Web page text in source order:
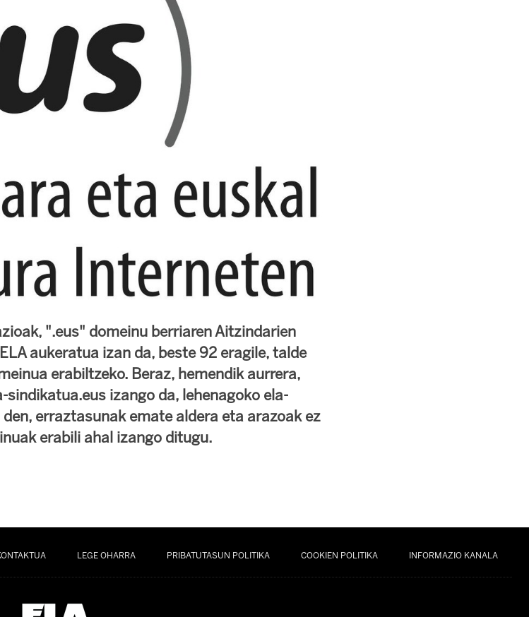
".eus" domeinu berriaren Aitzindarien
aukeratua izan da, beste 92 eragile, talde
erabiltzeko. Beraz, hemendik aurrera,
izango da, lehenagoko ela-
erraztasunak emate aldera eta arazoak ez
erabili ahal izango ditugu.
LEGE OHARRA PRIBATUTASUN POLITIKA COOKIEN POLITIKA INFORMAZIO KANALA